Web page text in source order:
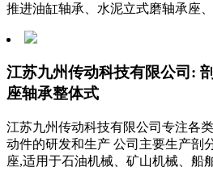
推进油缸轴承、水泥立式磨轴承座
江苏九州传动科技有限公司:
座轴承整体式
江苏九州传动科技有限公司专注各
动件的研发和生产 公司主要生产剖
座,适用于石油机械、矿山机械、船